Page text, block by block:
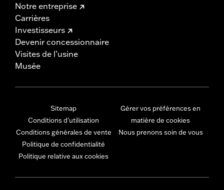
Notre entreprise
Carrières
Investisseurs
Devenir concessionnaire
Visites de l’usine
Musée
Sitemap
Conditions d'utilisation
Conditions générales de vente
Politique de confidentialité
Politique relative aux cookies
Gérer vos préférences en
matière de cookies
Nous prenons soin de vous